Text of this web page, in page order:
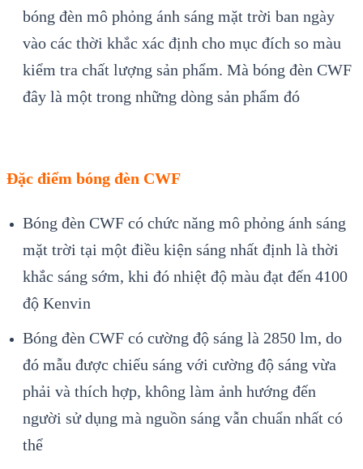
bóng đèn mô phỏng ánh sáng mặt trời ban ngày
vào các thời khắc xác định cho mục đích so màu
kiểm tra chất lượng sản phẩm. Mà bóng đèn CWF
đây là một trong những dòng sản phẩm đó
Đặc điểm bóng đèn CWF
Bóng đèn CWF có chức năng mô phỏng ánh sáng
mặt trời tại một điều kiện sáng nhất định là thời
khắc sáng sớm, khi đó nhiệt độ màu đạt đến 4100
độ Kenvin
Bóng đèn CWF có cường độ sáng là 2850 lm, do
đó mẫu được chiếu sáng với cường độ sáng vừa
phải và thích hợp, không làm ảnh hướng đến
người sử dụng mà nguồn sáng vẫn chuẩn nhất có
thể